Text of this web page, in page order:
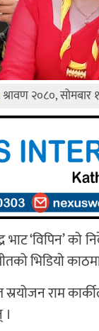
२०८०, सोमबार
भाट ‘विपिन’
भिडियो
राम